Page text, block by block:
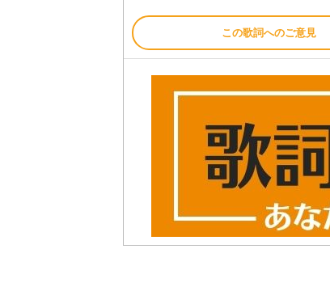
この歌詞へのご意見